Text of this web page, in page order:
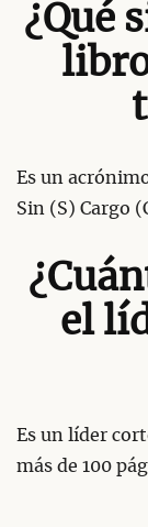
¿Qué
Es un
Sin (S) Cargo
el
Es un líder
más de 100